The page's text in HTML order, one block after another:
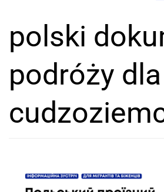
polski
podróży dla